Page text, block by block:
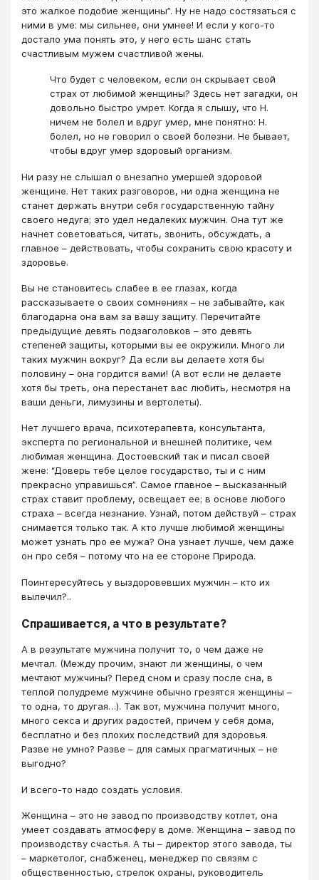
это жалкое подобие женщины”. Ну не надо состязаться с
ними в уме: мы сильнее, они умнее! И если у кого-то
достало ума понять это, у него есть шанс стать
счастливым мужем счастливой жены.
Что будет с человеком, если он скрывает свой
страх от любимой женщины? Здесь нет загадки, он
довольно быстро умрет. Когда я слышу, что Н.
ничем не болел и вдруг умер, мне понятно: Н.
болел, но не говорил о своей болезни. Не бывает,
чтобы вдруг умер здоровый организм.
Ни разу не слышал о внезапно умершей здоровой
женщине. Нет таких разговоров, ни одна женщина не
станет держать внутри себя государственную тайну
своего недуга; это удел недалеких мужчин. Она тут же
начнет советоваться, читать, звонить, обсуждать, а
главное – действовать, чтобы сохранить свою красоту и
здоровье.
Вы не становитесь слабее в ее глазах, когда
рассказываете о своих сомнениях – не забывайте, как
благодарна она вам за вашу защиту. Перечитайте
предыдущие девять подзаголовков – это девять
степеней защиты, которыми вы ее окружили. Много ли
таких мужчин вокруг? Да если вы делаете хотя бы
половину – она гордится вами! (А вот если не делаете
хотя бы треть, она перестанет вас любить, несмотря на
ваши деньги, лимузины и вертолеты).
Нет лучшего врача, психотерапевта, консультанта,
эксперта по региональной и внешней политике, чем
любимая женщина. Достоевский так и писал своей
жене: “Доверь тебе целое государство, ты и с ним
прекрасно управишься”. Самое главное – высказанный
страх ставит проблему, освещает ее; в основе любого
страха – всегда незнание. Узнай, потом действуй – страх
снимается только так. А кто лучше любимой женщины
может узнать про ее мужа? Она узнает лучше, чем даже
он про себя – потому что на ее стороне Природа.
Поинтересуйтесь у выздоровевших мужчин – кто их
вылечил?..
Спрашивается, а что в результате?
А в результате мужчина получит то, о чем даже не
мечтал. (Между прочим, знают ли женщины, о чем
мечтают мужчины? Перед сном и сразу после сна, в
теплой полудреме мужчине обычно грезятся женщины –
то одна, то другая…). Так вот, мужчина получит много,
много секса и других радостей, причем у себя дома,
бесплатно и без плохих последствий для здоровья.
Разве не умно? Разве – для самых прагматичных – не
выгодно?
И всего-то надо создать условия.
Женщина – это не завод по производству котлет, она
умеет создавать атмосферу в доме. Женщина – завод по
производству счастья. А ты – директор этого завода, ты
– маркетолог, снабженец, менеджер по связям с
общественностью, стрелок охраны, руководитель